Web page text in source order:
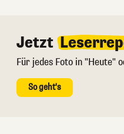
Jetzt
Für jedes Foto in "Heute"
So geht's